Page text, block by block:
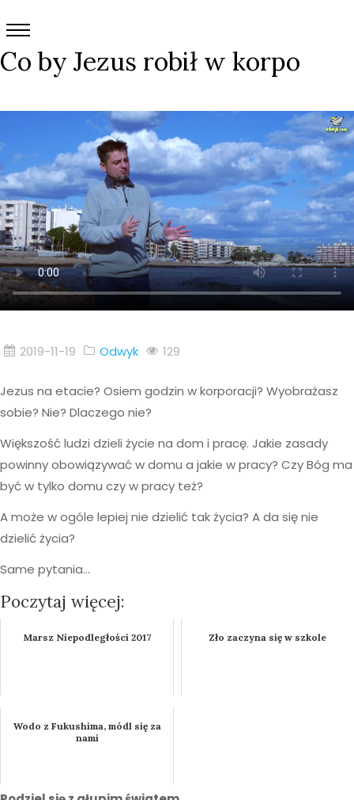
Co by Jezus robił w korpo
2019-11-19 Odwyk 129
Jezus na etacie? Osiem godzin w korporacji? Wyobrażasz
sobie? Nie? Dlaczego nie?
Większość ludzi dzieli życie na dom i pracę. Jakie zasady
powinny obowiązywać w domu a jakie w pracy? Czy Bóg ma
być w tylko domu czy w pracy też?
A może w ogóle lepiej nie dzielić tak życia? A da się nie
dzielić życia?
Same pytania…
Poczytaj więcej:
Marsz Niepodległości 2017 Zło zaczyna się w szkole
Wodo z Fukushima, módl się za
nami